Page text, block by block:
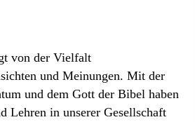
von der Vielfalt
und Meinungen. Mit der
und dem Gott der Bibel haben
Lehren in unserer Gesellschaft